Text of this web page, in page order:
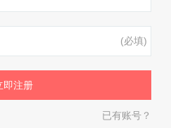
(必填)
已有账号？